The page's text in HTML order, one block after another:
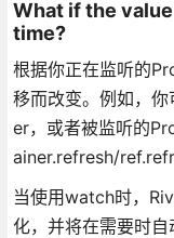
What if the
time?
根据你正在监听的
移而改变。例如，
er，或者被监听的
ainer.refresh/
当使用watch时，
化，并将在需要时